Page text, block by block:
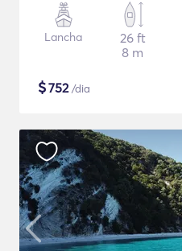
Lancha
26 ft
8 m
$752/dia